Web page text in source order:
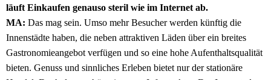
läuft Einkaufen genauso steril wie im Internet ab.
MA: Das mag sein. Umso mehr Besucher werden künftig die
Innenstädte haben, die neben attraktiven Läden über ein breites
Gastronomieangebot verfügen und so eine hohe Aufenthaltsqualität
bieten. Genuss und sinnliches Erleben bietet nur der stationäre